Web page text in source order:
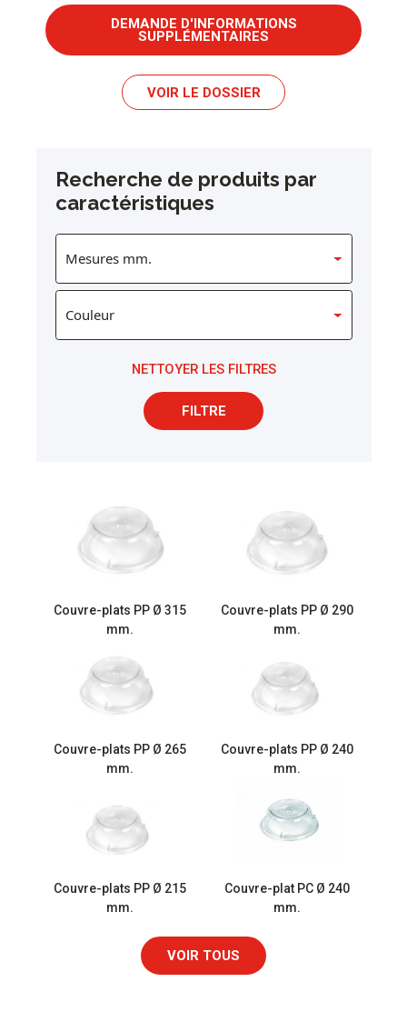
DEMANDE D'INFORMATIONS
SUPPLÉMENTAIRES
VOIR LE DOSSIER
Recherche de produits par
caractéristiques
NETTOYER LES FILTRES
FILTRE
Couvre-plats PP Ø 315
mm.
Couvre-plats PP Ø 290
mm.
Couvre-plats PP Ø 265
mm.
Couvre-plats PP Ø 240
mm.
Couvre-plats PP Ø 215
mm.
Couvre-plat PC Ø 240
mm.
VOIR TOUS